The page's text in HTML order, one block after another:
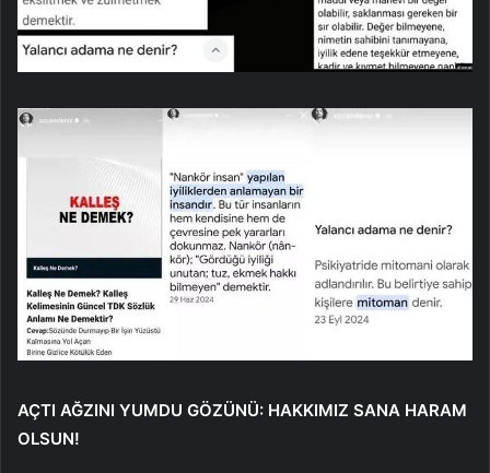
AÇTI AĞZINI YUMDU GÖZÜNÜ: HAKKIMIZ SANA HARAM
OLSUN!